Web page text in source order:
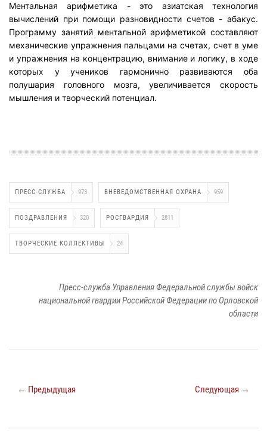
Ментальная арифметика - это азиатская технология
вычислений при помощи разновидности счетов - абакус.
Программу занятий ментальной арифметикой составляют
механические упражнения пальцами на счетах, счет в уме
и упражнения на концентрацию, внимание и логику, в ходе
которых у учеников гармонично развиваются оба
полушария головного мозга, увеличивается скорость
мышления и творческий потенциал.
ПРЕСС-СЛУЖБА 973 ВНЕВЕДОМСТВЕННАЯ ОХРАНА 959
ПОЗДРАВЛЕНИЯ 320 РОСГВАРДИЯ 2811
ТВОРЧЕСКИЕ КОЛЛЕКТИВЫ 24
Пресс-служба Управления Федеральной службы войск
национальной гвардии Российской Федерации по Орловской
области
← Предыдущая Следующая →